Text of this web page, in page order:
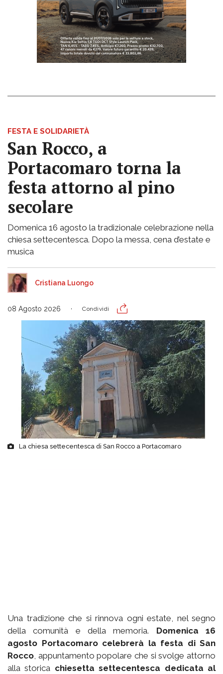
FESTA E SOLIDARIETÀ
San Rocco, a
Portacomaro torna la
festa attorno al pino
secolare
Domenica 16 agosto la tradizionale celebrazione nella
chiesa settecentesca. Dopo la messa, cena d’estate e
musica
Cristiana Luongo
08 Agosto 2026 Condividi
La chiesa settecentesca di San Rocco a Portacomaro
Una tradizione che si rinnova ogni estate, nel segno
della comunità e della memoria. Domenica 16
agosto Portacomaro celebrerà la festa di San
Rocco, appuntamento popolare che si svolge attorno
alla storica chiesetta settecentesca dedicata al